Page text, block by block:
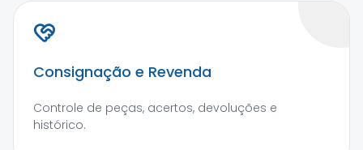
Consignação e Revenda
Controle de peças, acertos, devoluções e
histórico.